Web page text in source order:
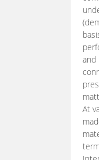
and
At